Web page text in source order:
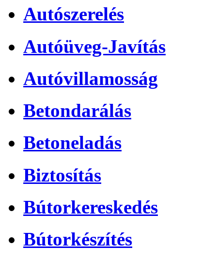
Autószerelés
Autóüveg-Javítás
Autóvillamosság
Betondarálás
Betoneladás
Biztosítás
Bútorkereskedés
Bútorkészítés